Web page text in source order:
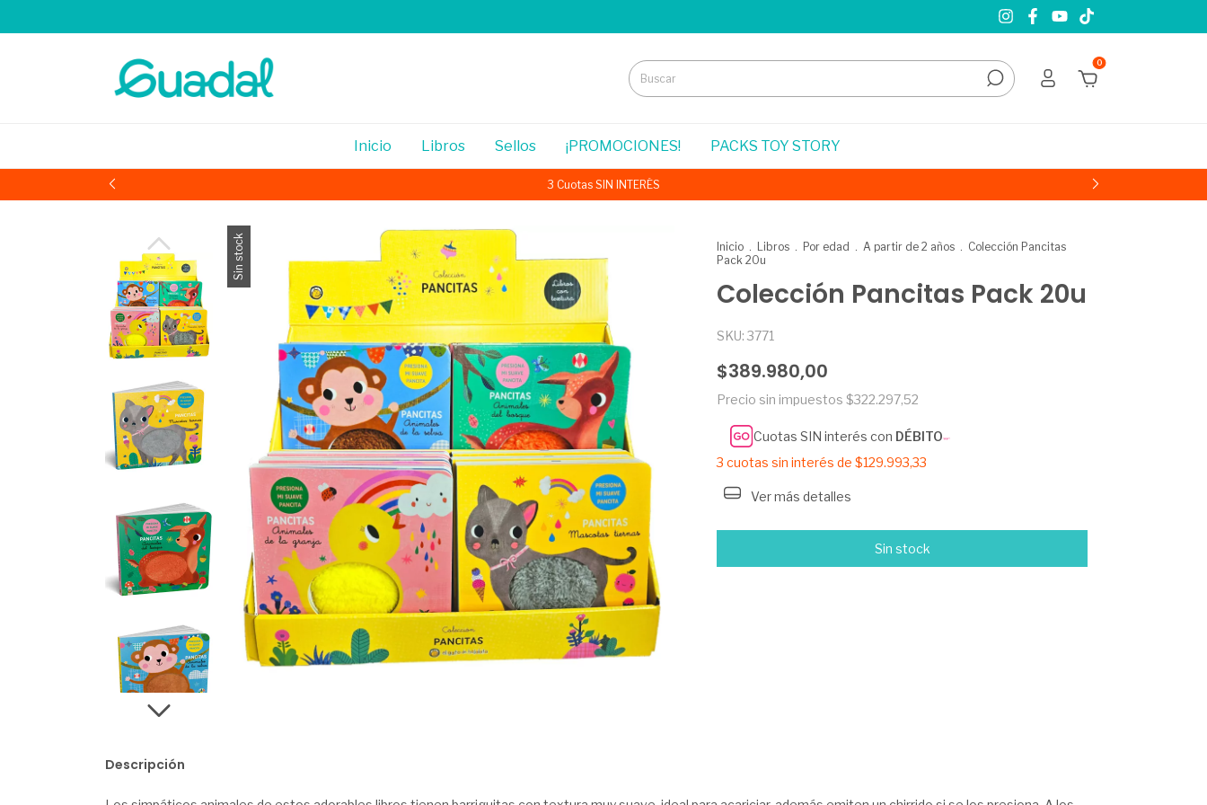
0
Inicio Libros Sellos ¡PROMOCIONES! PACKS TOY STORY
3 Cuotas SIN INTERÉS
Sin stock Inicio . Libros . Por edad . A partir de 2 años . Colección Pancitas
Pack 20u
Colección Pancitas Pack 20u
SKU: 3771
$389.980,00
Precio sin impuestos $322.297,52
Cuotas SIN interés con DÉBITO
3 cuotas sin interés de $129.993,33
Ver más detalles
Descripción